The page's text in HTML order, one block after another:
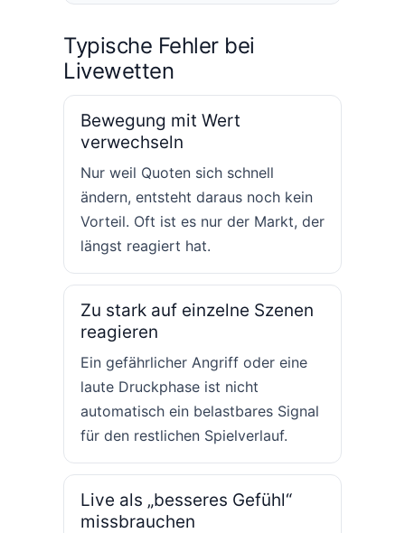
Typische Fehler bei
Livewetten
Bewegung mit Wert
verwechseln
Nur weil Quoten sich schnell
ändern, entsteht daraus noch kein
Vorteil. Oft ist es nur der Markt, der
längst reagiert hat.
Zu stark auf einzelne Szenen
reagieren
Ein gefährlicher Angriff oder eine
laute Druckphase ist nicht
automatisch ein belastbares Signal
für den restlichen Spielverlauf.
Live als „besseres Gefühl“
missbrauchen